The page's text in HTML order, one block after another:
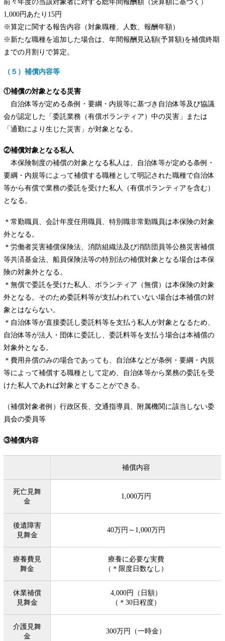
1,000円あたり15円
※算定に関する報告内容（対象職種、人数、報酬年額）
※新たな職種を追加した場合は、年間報酬見込額(予算額)を補償終期
までの月割りで算定。
（５）補償内容等
①補償の対象となる災害
自治体等が定める条例・要綱・内規等に基づき自治体等及び協議
会が認定した「委託業務（有償ボランティア）中の災害」または
「通勤により生じた災害」が対象となる。
②補償対象となる私人
本保険制度の補償の対象となる私人は、自治体等が定める条例・
要綱・内規等によって補償する職種として明記された職種で自治体
等から有償で業務の委託を受けた私人（有償ボランティアを含む）
となる。
＊常勤職員、会計年度任用職員、特別職非常勤職員は本保険の対象
外となる。
＊労働者災害補償保険法、消防組織法及び消防団員等公務災害補償
等共済基金法、船員保険法等の特別法の補償対象となる場合は本保
険の対象外となる。
＊無償で委託を受けた私人、ボランティア（無償）は本保険の対象
外となる。そのため委託料等が支払われていない場合は本補償の対
象とはならない。
＊自治体等が直接委託し委託料等を支払う私人が対象となるため、
自治体等が法人・団体に委託し、委託料等を支払う場合は本補償の
対象外となる。
＊費用弁償のみの場合であっても、自治体などが条例・要綱・内規
等によって補償する職種として定め、自治体等から業務の委託を受
けた私人であれば対象とすることができる。
（補償対象者例）行政区長、交通指導員、附属機関に該当しない委
員会の委員等
③補償内容
補償内容
死亡見舞
金
1,000万円
後遺障害
見舞金
40万円～1,000万円
療養費見
舞金
療養に必要な実費
（＊限度日数なし）
休業補償
見舞金
4,000円（日額）
（＊30日程度）
介護見舞
金
300万円（一時金）